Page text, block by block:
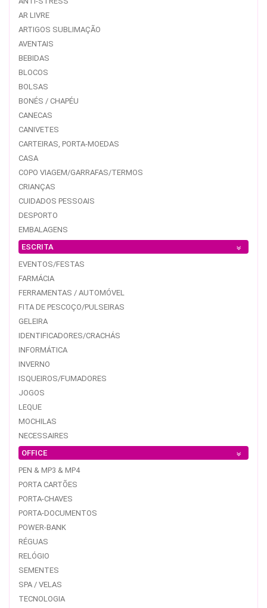
AR LIVRE
ARTIGOS SUBLIMAÇÃO
AVENTAIS
BEBIDAS
BLOCOS
BOLSAS
BONÉS / CHAPÉU
CANECAS
CANIVETES
CARTEIRAS, PORTA-MOEDAS
CASA
COPO VIAGEM/GARRAFAS/TERMOS
CRIANÇAS
CUIDADOS PESSOAIS
DESPORTO
EMBALAGENS
ESCRITA
EVENTOS/FESTAS
FARMÁCIA
FERRAMENTAS / AUTOMÓVEL
FITA DE PESCOÇO/PULSEIRAS
GELEIRA
IDENTIFICADORES/CRACHÁS
INFORMÁTICA
INVERNO
ISQUEIROS/FUMADORES
JOGOS
LEQUE
MOCHILAS
NECESSAIRES
OFFICE
PEN & MP3 & MP4
PORTA CARTÕES
PORTA-CHAVES
PORTA-DOCUMENTOS
POWER-BANK
RÉGUAS
RELÓGIO
SEMENTES
SPA / VELAS
TECNOLOGIA